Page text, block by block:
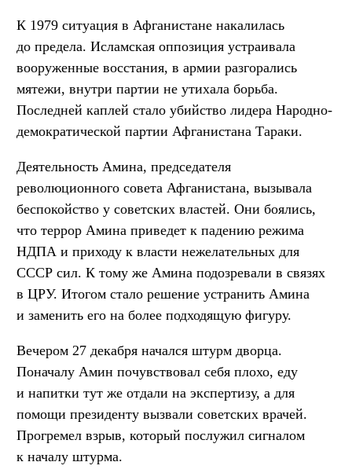
К 1979 ситуация в Афганистане накалилась
до предела. Исламская оппозиция устраивала
вооруженные восстания, в армии разгорались
мятежи, внутри партии не утихала борьба.
Последней каплей стало убийство лидера Народно-
демократической партии Афганистана Тараки.
Деятельность Амина, председателя
революционного совета Афганистана, вызывала
беспокойство у советских властей. Они боялись,
что террор Амина приведет к падению режима
НДПА и приходу к власти нежелательных для
СССР сил. К тому же Амина подозревали в связях
в ЦРУ. Итогом стало решение устранить Амина
и заменить его на более подходящую фигуру.
Вечером 27 декабря начался штурм дворца.
Поначалу Амин почувствовал себя плохо, еду
и напитки тут же отдали на экспертизу, а для
помощи президенту вызвали советских врачей.
Прогремел взрыв, который послужил сигналом
к началу штурма.